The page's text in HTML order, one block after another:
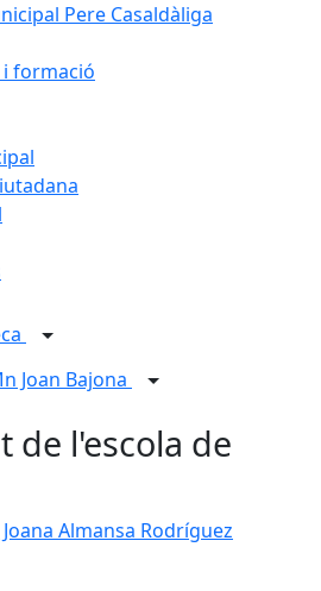
Pere Casaldàliga
formació
Joan Bajona
de l'escola de